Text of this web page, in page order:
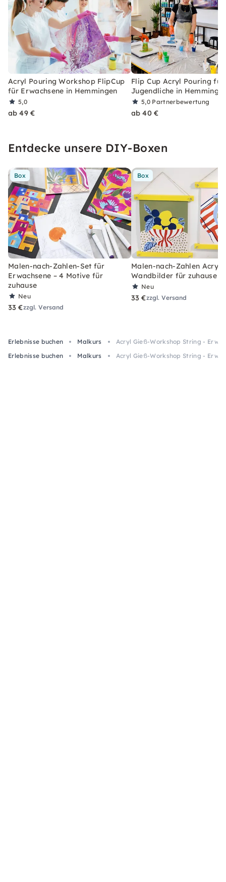
Acryl Pouring Workshop FlipCup
für Erwachsene in Hemmingen
5,0
ab 49 €
Flip Cup Acryl Pouring für
Jugendliche in
5,0 Partnerbewertung
ab 40 €
Entdecke unsere DIY-Boxen
Box
Malen-nach-Zahlen-Set für
Erwachsene – 4 Motive für
zuhause
Neu
33 €zzgl. Versand
Box
Malen-nach-Zahlen Acryl-
Wandbilder für zuhause
Neu
33 €zzgl. Versand
Erlebnisse buchen Malkurs
Acryl Gieß-Workshop String -
Erlebnisse buchen
Malkurs Acryl Gieß-Workshop String -